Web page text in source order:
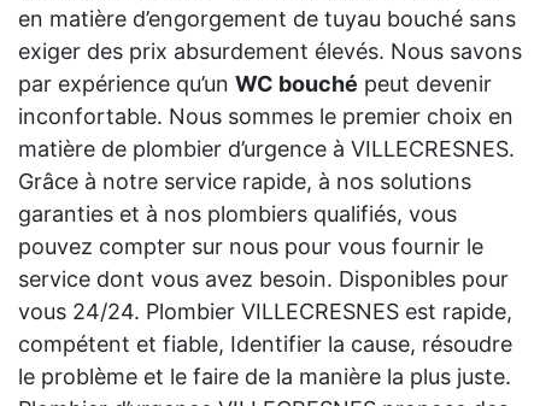
en matière d’engorgement de tuyau bouché sans
exiger des prix absurdement élevés. Nous savons
par expérience qu’un WC bouché peut devenir
inconfortable. Nous sommes le premier choix en
matière de plombier d’urgence à VILLECRESNES.
Grâce à notre service rapide, à nos solutions
garanties et à nos plombiers qualifiés, vous
pouvez compter sur nous pour vous fournir le
service dont vous avez besoin. Disponibles pour
vous 24/24. Plombier VILLECRESNES est rapide,
compétent et fiable, Identifier la cause, résoudre
le problème et le faire de la manière la plus juste.